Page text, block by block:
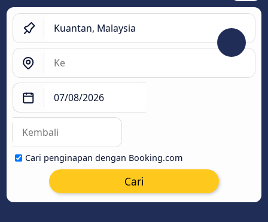
Cari penginapan dengan Booking.com
Cari